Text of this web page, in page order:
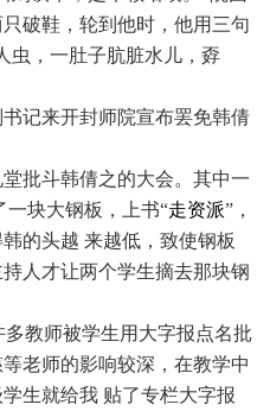
破鞋，轮到他时，他用三句
虫，一肚子肮脏水儿，孬
记来开封师院宣布罢免韩倩
批斗韩倩之的大会。其中一
一块大钢板，上书“走资派”，
的头越 来越低，致使钢板
人才让两个学生摘去那块钢
教师被学生用大字报点名批
老师的影响较深，在教学中
生就给我 贴了专栏大字报